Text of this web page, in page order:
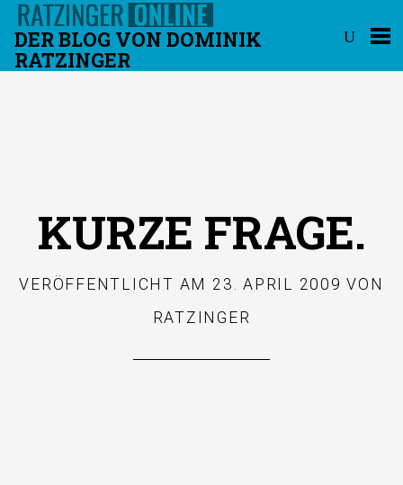
DER BLOG VON DOMINIK
RATZINGER
KURZE FRAGE.
VERÖFFENTLICHT AM 23. APRIL 2009 VON
RATZINGER